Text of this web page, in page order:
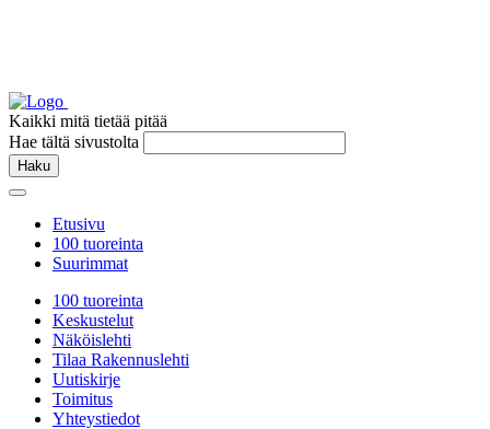
Kaikki mitä tietää pitää
Hae tältä sivustolta
Haku
Etusivu
100 tuoreinta
Suurimmat
100 tuoreinta
Keskustelut
Näköislehti
Tilaa Rakennuslehti
Uutiskirje
Toimitus
Yhteystiedot